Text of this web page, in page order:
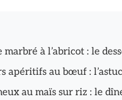
marbré à l’abricot : le
apéritifs au bœuf :
au maïs sur riz : le